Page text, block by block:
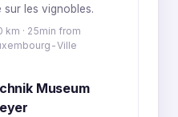
sur les vignobles.
km · 25min from
Ville
Museum